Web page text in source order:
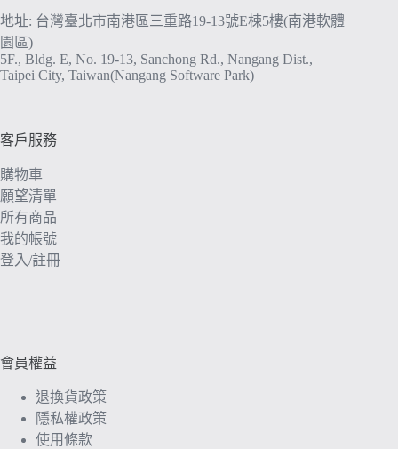
地址: 台灣臺北市南港區三重路19-13號E棟5樓(南港軟體
園區)
5F., Bldg. E, No. 19-13, Sanchong Rd., Nangang Dist.,
Taipei City, Taiwan(Nangang Software Park)
客戶服務
購物車
願望清單
所有商品
我的帳號
登入/註冊
會員權益
退換貨政策
隱私權政策
使用條款